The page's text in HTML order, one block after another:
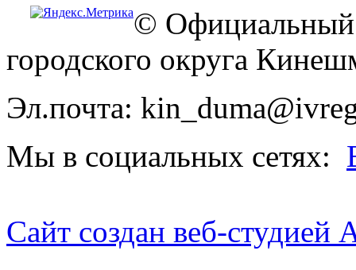
© Официальный
городского округа
Эл.почта:
Мы в социальных сетях:
Сайт создан веб-студией